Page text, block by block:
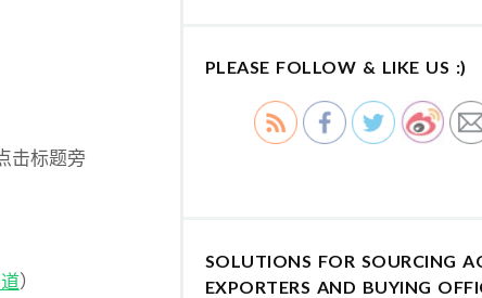
击标题旁
）
PLEASE FOLLOW & LIKE US :)
SOLUTIONS FOR SOURCING
EXPORTERS AND BUYING